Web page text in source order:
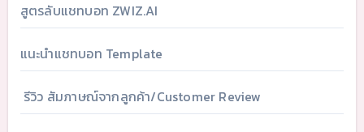
สูตรลับแชทบอท ZWIZ.AI
แนะนำแชทบอท Template
รีวิว สัมภาษณ์จากลูกค้า/Customer Review